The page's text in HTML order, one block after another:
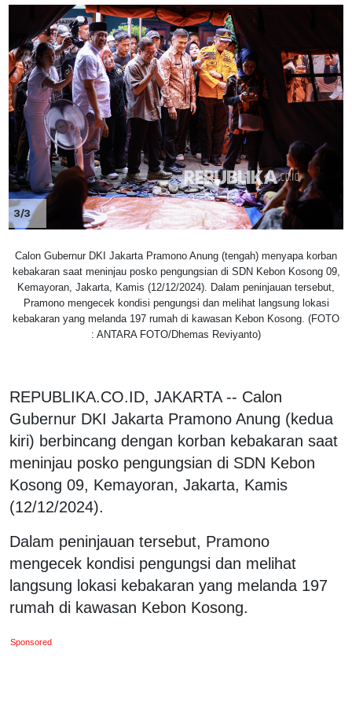
3/3
Calon Gubernur DKI Jakarta Pramono Anung (tengah) menyapa korban
kebakaran saat meninjau posko pengungsian di SDN Kebon Kosong 09,
Kemayoran, Jakarta, Kamis (12/12/2024). Dalam peninjauan tersebut,
Pramono mengecek kondisi pengungsi dan melihat langsung lokasi
kebakaran yang melanda 197 rumah di kawasan Kebon Kosong. (FOTO
: ANTARA FOTO/Dhemas Reviyanto)
REPUBLIKA.CO.ID, JAKARTA -- Calon
Gubernur DKI Jakarta Pramono Anung (kedua
kiri) berbincang dengan korban kebakaran saat
meninjau posko pengungsian di SDN Kebon
Kosong 09, Kemayoran, Jakarta, Kamis
(12/12/2024).
Dalam peninjauan tersebut, Pramono
mengecek kondisi pengungsi dan melihat
langsung lokasi kebakaran yang melanda 197
rumah di kawasan Kebon Kosong.
Sponsored